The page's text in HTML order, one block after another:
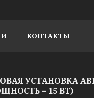
КОНТАКТЫ
УСТАНОВКА
= 15 ВТ)